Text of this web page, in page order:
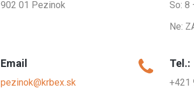
902 01 Pezinok
Email
pezinok@krbex.sk
So: 8
Ne:
Tel.:
+421